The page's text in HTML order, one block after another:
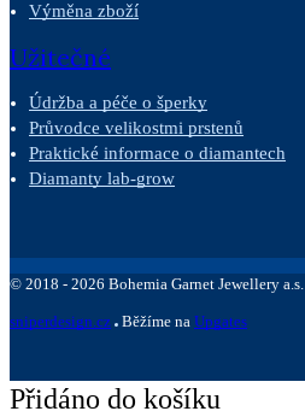
Výměna zboží
Užitečné
Údržba a péče o šperky
Průvodce velikostmi prstenů
Praktické informace o diamantech
Diamanty lab-grow
© 2018 - 2026 Bohemia Garnet Jewellery a.s.
sniperdesign.cz Běžíme na Upgates
Přidáno do košíku